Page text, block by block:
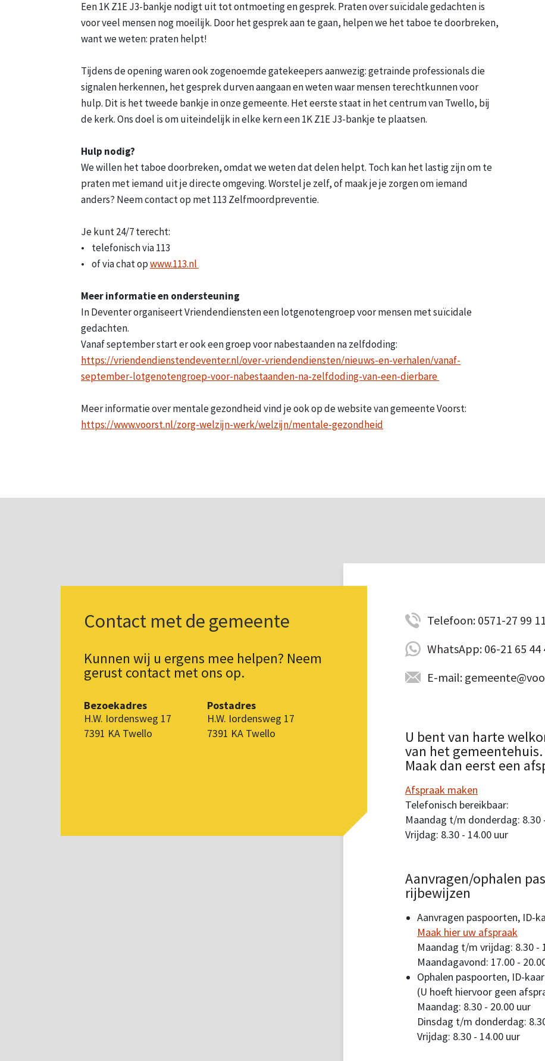
Een 1K Z1E J3-bankje nodigt uit tot ontmoeting en gesprek. Praten over suïcidale gedachten is
voor veel mensen nog moeilijk. Door het gesprek aan te gaan, helpen we het taboe te doorbreken,
want we weten: praten helpt!
Tijdens de opening waren ook zogenoemde gatekeepers aanwezig: getrainde professionals die
signalen herkennen, het gesprek durven aangaan en weten waar mensen terechtkunnen voor
hulp. Dit is het tweede bankje in onze gemeente. Het eerste staat in het centrum van Twello, bij
de kerk. Ons doel is om uiteindelijk in elke kern een 1K Z1E J3-bankje te plaatsen.
Hulp nodig?
We willen het taboe doorbreken, omdat we weten dat delen helpt. Toch kan het lastig zijn om te
praten met iemand uit je directe omgeving. Worstel je zelf, of maak je je zorgen om iemand
anders? Neem contact op met 113 Zelfmoordpreventie.
Je kunt 24/7 terecht:
• telefonisch via 113
• of via chat opwww.113.nl
Meer informatie en ondersteuning
In Deventer organiseert Vriendendiensten een lotgenotengroep voor mensen met suïcidale
gedachten.
Vanaf september start er ook een groep voor nabestaanden na zelfdoding:
https://vriendendienstendeventer.nl/over-vriendendiensten/nieuws-en-verhalen/vanaf-
september-lotgenotengroep-voor-nabestaanden-na-zelfdoding-van-een-dierbare
Meer informatie over mentale gezondheid vind je ook op de website van gemeente Voorst:
https://www.voorst.nl/zorg-welzijn-werk/welzijn/mentale-gezondheid
Contact met de gemeente
Kunnen wij u ergens mee helpen? Neem
gerust contact met ons op.
Bezoekadres
H.W. Iordensweg 17
7391 KA Twello
Postadres
H.W. Iordensweg 17
7391 KA Twello
Telefoon: 0571-27 99
WhatsApp: 06-21 65 44
E-mail:
U bent van harte
van het
Maak dan eerst een
Afspraak maken
Telefonisch bereikbaar:
Maandag t/m donderdag: 8.30
Vrijdag: 8.30 - 14.00 uur
Aanvragen/ophalen
rijbewijzen
Aanvragen paspoorten, ID-
Maak hier uw afspraak
Maandag t/m vrijdag: 8.30 -
Maandagavond: 17.00 -
Ophalen paspoorten, ID-
(U hoeft hiervoor geen
Maandag: 8.30 - 20.00 uur
Dinsdag t/m donderdag:
Vrijdag: 8.30 - 14.00 uur